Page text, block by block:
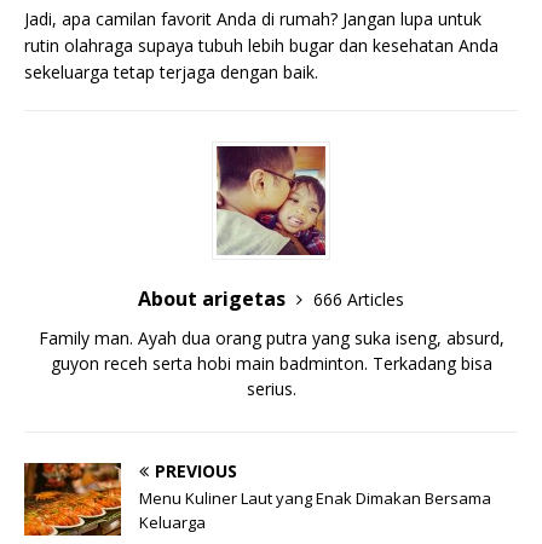
Jadi, apa camilan favorit Anda di rumah? Jangan lupa untuk
rutin olahraga supaya tubuh lebih bugar dan kesehatan Anda
sekeluarga tetap terjaga dengan baik.
About arigetas
666 Articles
Family man. Ayah dua orang putra yang suka iseng, absurd,
guyon receh serta hobi main badminton. Terkadang bisa
serius.
PREVIOUS
Menu Kuliner Laut yang Enak Dimakan Bersama
Keluarga